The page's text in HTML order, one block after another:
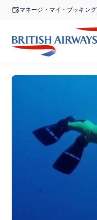
マネージ・マイ・ブッキング